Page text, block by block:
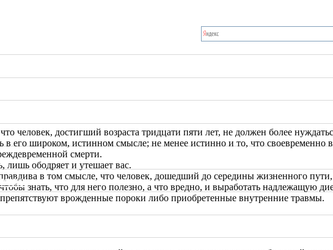
человек, достигший возраста тридцати пяти лет, не должен более
в его широком, истинном смысле; не менее истинно и то, что своевременно
смерти.
лишь ободряет и утешает вас.
в том смысле, что человек, дошедший до середины жизненного пути,
знать, что для него полезно, а что вредно, и выработать надлежащую
врожденные пороки либо приобретенные внутренние травмы.